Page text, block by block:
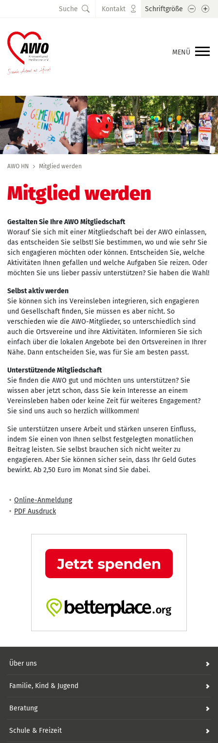
MENÜ
Suche Kontakt Schriftgröße Schrift
AWO HN Mitglied werden
Mitglied werden
Gestalten Sie Ihre AWO Mitgliedschaft
Worauf Sie sich mit einer Mitgliedschaft bei der AWO einlassen,
das entscheiden Sie selbst! Sie bestimmen, wo und wie sehr Sie
sich engagieren möchten oder können. Entscheiden Sie, welche
Aktivitäten Ihnen gefallen und welche Aufgaben Sie reizen. Oder
möchten Sie uns lieber passiv unterstützen? Sie haben die Wahl!
Selbst aktiv werden
Sie können sich ins Vereinsleben integrieren, sich engagieren
und Gesellschaft finden, Sie müssen es aber nicht. So
verschieden wie die AWO-Mitglieder, so unterschiedlich sind
auch die Ortsvereine und ihre Aktivitäten. Informieren Sie sich
einfach über die lokalen Angebote bei den Ortsvereinen in Ihrer
Nähe. Dann entscheiden Sie, was für Sie am besten passt.
Unterstützende Mitgliedschaft
Sie finden die AWO gut und möchten uns unterstützen? Sie
wissen aber jetzt schon, dass Sie kein Interesse an einem
Vereinsleben haben oder keine Zeit für weiteres Engagement?
Sie sind uns auch so herzlich willkommen!
Sie unterstützen unsere Arbeit und stärken unseren Einfluss,
indem Sie einen von Ihnen selbst festgelegten monatlichen
Beitrag leisten. Sie selbst brauchen sich nicht weiter zu
engagieren. Aber Sie können sicher sein, dass Ihr Geld Gutes
bewirkt. Ab 2,50 Euro im Monat sind Sie dabei.
Online-Anmeldung
PDF Ausdruck
Über uns
Familie, Kind & Jugend
Beratung
Schule & Freizeit